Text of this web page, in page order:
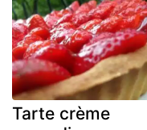
Tarte crème